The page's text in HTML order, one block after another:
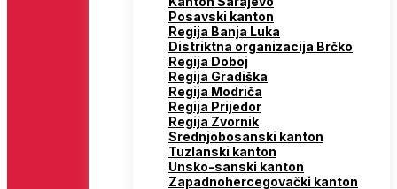
Posavski kanton
Regija Banja Luka
Distriktna organizacija Brčko
Regija Doboj
Regija Gradiška
Regija Modriča
Regija Prijedor
Regija Zvornik
Srednjobosanski kanton
Tuzlanski kanton
Unsko-sanski kanton
Zapadnohercegovački kanton